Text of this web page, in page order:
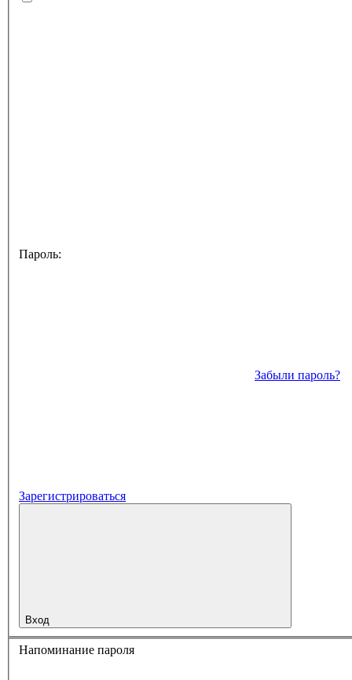
Пароль:
Забыли пароль?
Зарегистрироваться
Вход
Напоминание пароля